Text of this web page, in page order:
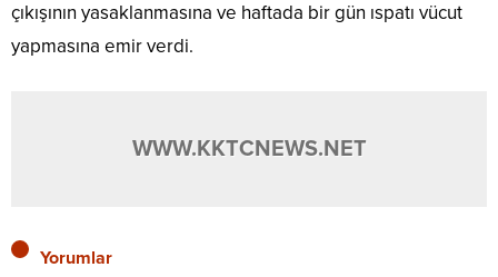
çıkışının yasaklanmasına ve haftada bir gün ıspatı vücut
yapmasına emir verdi.
WWW.KKTCNEWS.NET
Yorumlar